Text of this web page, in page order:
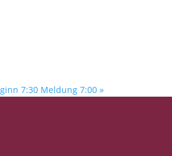
7:30 Meldung 7:00 »